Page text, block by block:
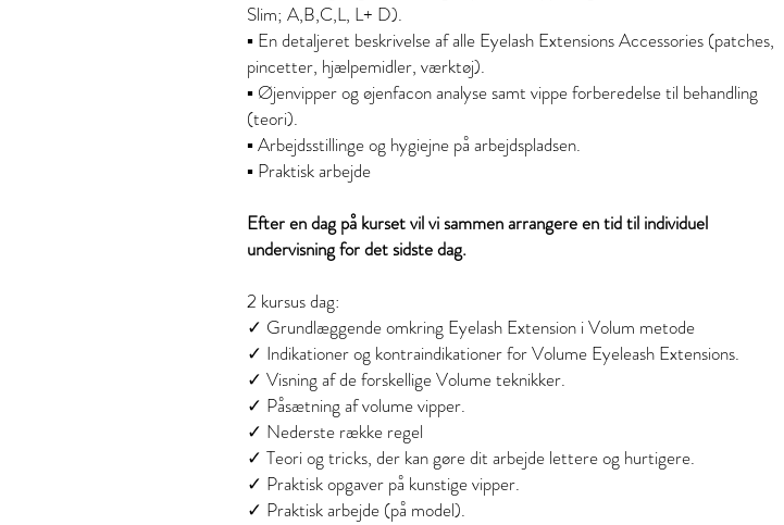
Slim; A,B,C,L, L+ D).
▪ En detaljeret beskrivelse af alle Eyelash Extensions Accessories (patches,
pincetter, hjælpemidler, værktøj).
▪ Øjenvipper og øjenfacon analyse samt vippe forberedelse til behandling
(teori).
▪ Arbejdsstillinge og hygiejne på arbejdspladsen.
▪ Praktisk arbejde
Efter en dag på kurset vil vi sammen arrangere en tid til individuel
undervisning for det sidste dag.
2 kursus dag:
✓ Grundlæggende omkring Eyelash Extension i Volum metode
✓ Indikationer og kontraindikationer for Volume Eyeleash Extensions.
✓ Visning af de forskellige Volume teknikker.
✓ Påsætning af volume vipper.
✓ Nederste række regel
✓ Teori og tricks, der kan gøre dit arbejde lettere og hurtigere.
✓ Praktisk opgaver på kunstige vipper.
✓ Praktisk arbejde (på model).